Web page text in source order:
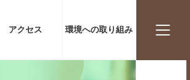
アクセス 環境への取り組み